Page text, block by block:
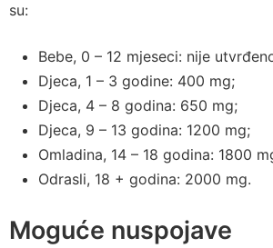
su:
Bebe, 0 – 12 mjeseci: nije
Djeca, 1 – 3 godine: 400 mg;
Djeca, 4 – 8 godina: 650 mg;
Djeca, 9 – 13 godina: 1200 mg;
Omladina, 14 – 18 godina: 1800
Odrasli, 18 + godina: 2000 mg.
Moguće nuspojave